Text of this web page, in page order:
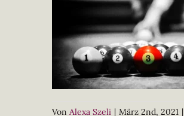
Von Alexa Szeli | März 2nd, 2021 |